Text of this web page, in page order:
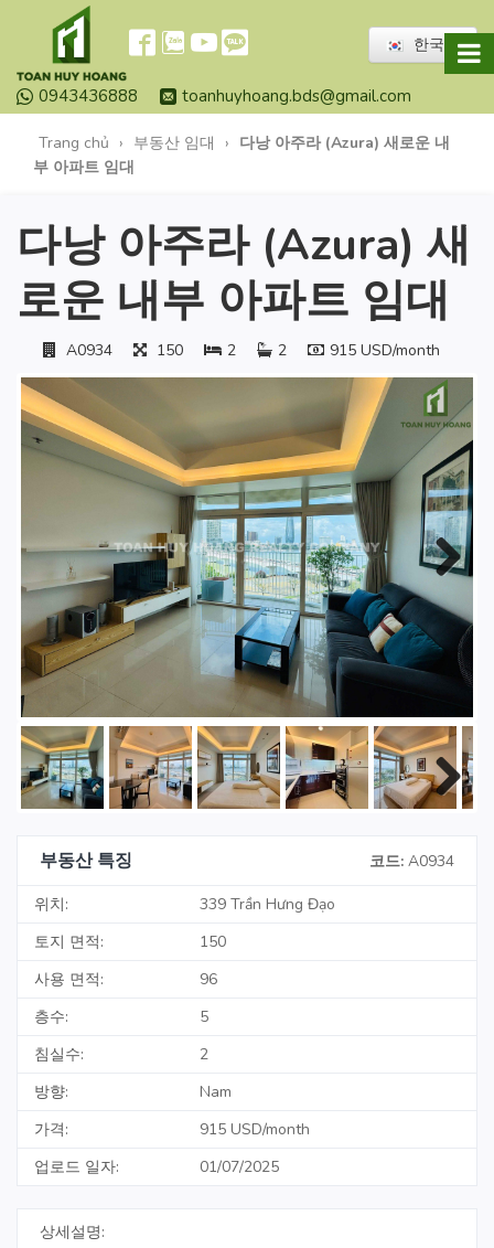
한국어
0943436888 toanhuyhoang.bds@gmail.com
Trang chủ › 부동산 임대 › 다낭 아주라 (Azura) 새로운 내
부 아파트 임대
다낭 아주라 (Azura) 새
로운 내부 아파트 임대
A0934 150 2 2 915 USD/month
Next
부동산 특징 코드: A0934
위치:
339 Trần Hưng Đạo
토지 면적:
150
사용 면적:
96
층수:
5
침실수:
2
방향:
Nam
가격:
915 USD/month
업로드 일자:
01/07/2025
상세설명: